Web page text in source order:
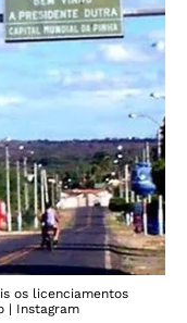
os licenciamentos
| Instagram